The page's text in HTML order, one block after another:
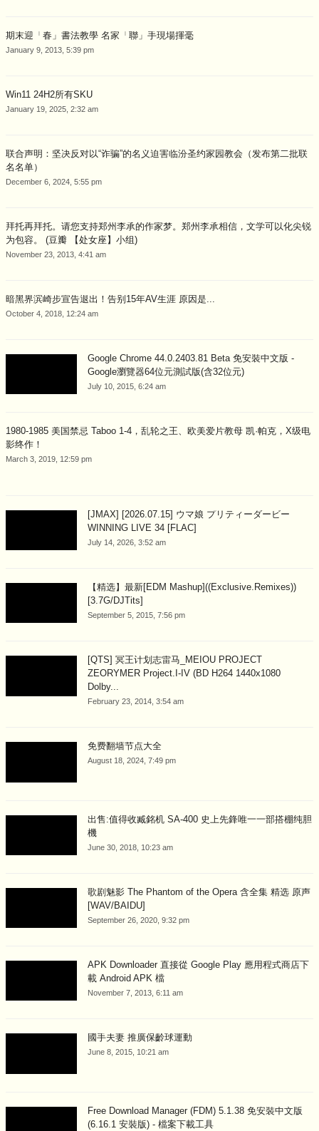
期末迎「春」書法教學 名家「聯」手現場揮毫
January 9, 2013, 5:39 pm
Win11 24H2所有SKU
January 19, 2025, 2:32 am
联合声明：坚决反对以“诈骗”的名义迫害临汾圣约家园教会（发布第二批联
名名单）
December 6, 2024, 5:55 pm
拜托再拜托。请您支持郑州李承的作家梦。郑州李承相信，文学可以化尖锐
为包容。 (豆瓣 【处女座】小组)
November 23, 2013, 4:41 am
暗黑界滨崎步宣告退出！告别15年AV生涯 原因是...
October 4, 2018, 12:24 am
Google Chrome 44.0.2403.81 Beta 免安裝中文版 -
Google瀏覽器64位元測試版(含32位元)
July 10, 2015, 6:24 am
1980-1985 美国禁忌 Taboo 1-4，乱轮之王、欧美爱片教母 凯·帕克，X级电
影终作！
March 3, 2019, 12:59 pm
[JMAX] [2026.07.15] ウマ娘 プリティーダービー
WINNING LIVE 34 [FLAC]
July 14, 2026, 3:52 am
【精选】最新[EDM Mashup]((Exclusive.Remixes))
[3.7G/DJTits]
September 5, 2015, 7:56 pm
[QTS] 冥王计划志雷马_MEIOU PROJECT
ZEORYMER Project.I-IV (BD H264 1440x1080
Dolby...
February 23, 2014, 3:54 am
免费翻墙节点大全
August 18, 2024, 7:49 pm
出售:值得收臧銘机 SA-400 史上先鋒唯一一部搭棚纯胆
機
June 30, 2018, 10:23 am
歌剧魅影 The Phantom of the Opera 含全集 精选 原声
[WAV/BAIDU]
September 26, 2020, 9:32 pm
APK Downloader 直接從 Google Play 應用程式商店下
載 Android APK 檔
November 7, 2013, 6:11 am
國手夫妻 推廣保齡球運動
June 8, 2015, 10:21 am
Free Download Manager (FDM) 5.1.38 免安裝中文版
(6.16.1 安裝版) - 檔案下載工具